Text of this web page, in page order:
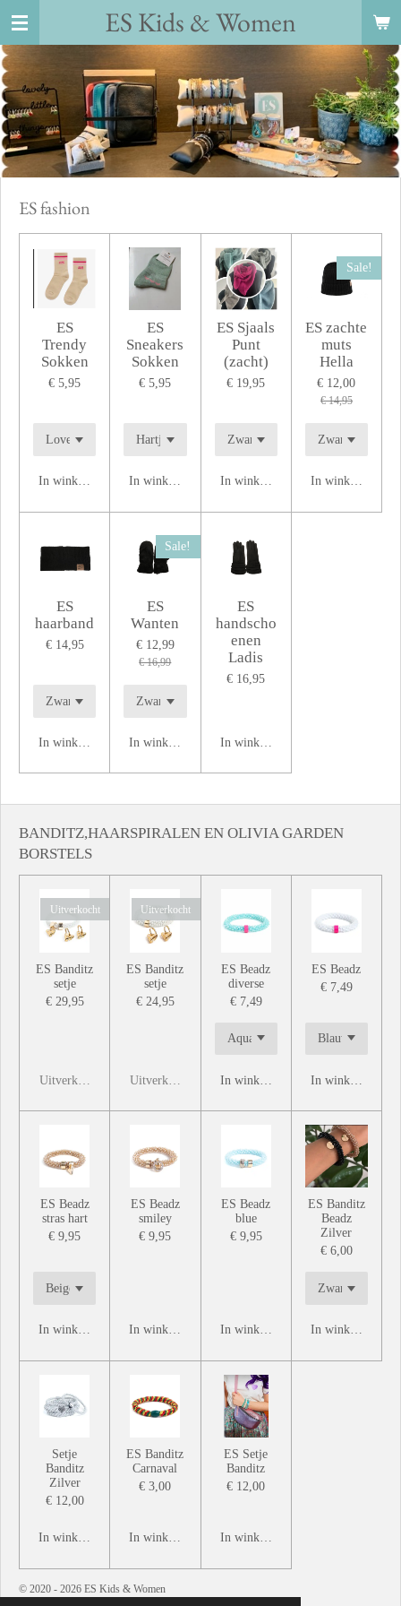
Ga
de
hoofdinhoud
ES Kids &Women
ES fashion
ES
Trendy
Sokken
€ 5,95
In winkelwagen
ES
Sneakers
Sokken
€ 5,95
In winkelwagen
ES Sjaals
Punt
(zacht)
€ 19,95
In winkelwagen
Sale!
ES zachte
muts
Hella
€ 12,00
€ 14,95
In winkelwagen
ES
haarband
€ 14,95
In winkelwagen
Sale!
ES
Wanten
€ 12,99
€ 16,99
In winkelwagen
ES
handscho
enen
Ladis
€ 16,95
In winkelwagen
BANDITZ,HAARSPIRALEN EN OLIVIA GARDEN
BORSTELS
Uitverkocht
ES Banditz
setje
€ 29,95
Uitverkocht
Uitverkocht
ES Banditz
setje
€ 24,95
Uitverkocht
ES Beadz
diverse
€ 7,49
In winkelwagen
ES Beadz
€ 7,49
In winkelwagen
ES Beadz
stras hart
€ 9,95
In winkelwagen
ES Beadz
smiley
€ 9,95
In winkelwagen
ES Beadz
blue
€ 9,95
In winkelwagen
ES Banditz
Beadz
Zilver
€ 6,00
In winkelwagen
Setje
Banditz
Zilver
€ 12,00
In winkelwagen
ES Banditz
Carnaval
€ 3,00
In winkelwagen
ES Setje
Banditz
€ 12,00
In winkelwagen
© 2020 - 2026 ES Kids & Women